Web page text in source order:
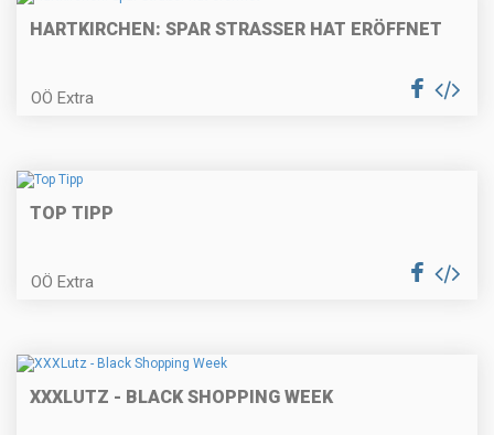
HARTKIRCHEN: SPAR STRASSER HAT ERÖFFNET
OÖ Extra
TOP TIPP
OÖ Extra
XXXLUTZ - BLACK SHOPPING WEEK